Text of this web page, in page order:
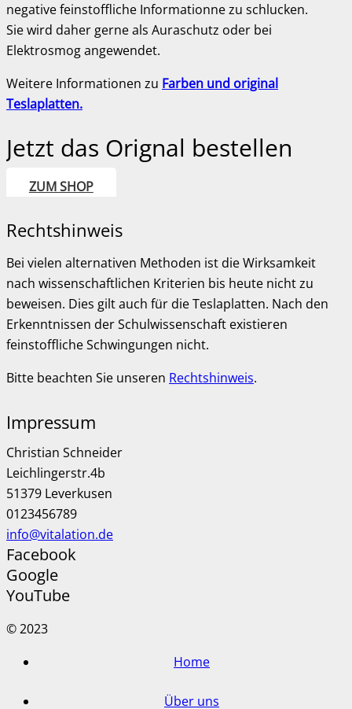
negative feinstoffliche Informationne zu schlucken.
Sie wird daher gerne als Auraschutz oder bei
Elektrosmog angewendet.
Weitere Informationen zu Farben und original
Teslaplatten.
Jetzt das Orignal bestellen
ZUM SHOP
Rechtshinweis
Bei vielen alternativen Methoden ist die Wirksamkeit
nach wissenschaftlichen Kriterien bis heute nicht zu
beweisen. Dies gilt auch für die Teslaplatten. Nach den
Erkenntnissen der Schulwissenschaft existieren
feinstoffliche Schwingungen nicht.
Bitte beachten Sie unseren Rechtshinweis.
Impressum
Christian Schneider
Leichlingerstr.4b
51379 Leverkusen
0123456789
info@vitalation.de
Facebook
Google
YouTube
© 2023
Home
Über uns